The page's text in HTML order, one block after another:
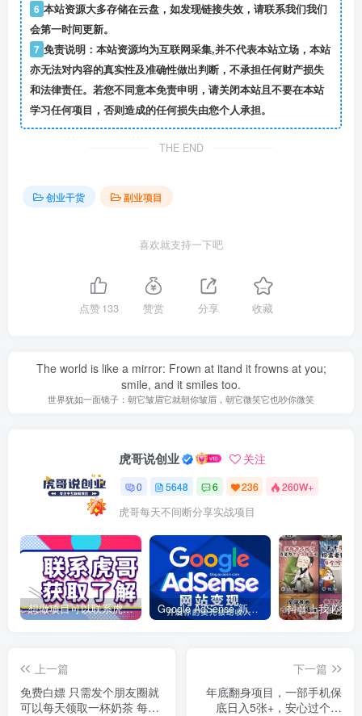
6 本站资源大多存储在云盘，如发现链接失效，请联系我们我们
会第一时间更新。
7 免责说明：本站资源均为互联网采集,并不代表本站立场，本站
亦无法对内容的真实性及准确性做出判断，不承担任何财产损失
和法律责任。若您不同意本免责申明，请关闭本站且不要在本站
学习任何项目，否则造成的任何损失由您个人承担。
THE END
创业干货 副业项目
喜欢就支持一下吧
点赞133 赞赏 分享 收藏
The world is like a mirror: Frown at itand it frowns at you;
smile, and it smiles too.
世界犹如一面镜子：朝它皱眉它就朝你皱眉，朝它微笑它也吵你微笑
虎哥说创业 关注
0 5648 6 236 260W+
虎哥每天不间断分享实战项目
想做项目可以联系虎哥微信 虎哥一对一解答并且远程视频教学 Google AdSense 新手接入教程：虎哥手把手教你用网站赚取美元收入
上一篇
免费白嫖 只需发个朋友圈就
可以每天领取一杯奶茶 每天
下一篇
年底翻身项目，一部手机保
底日入5张+，安心过个肥